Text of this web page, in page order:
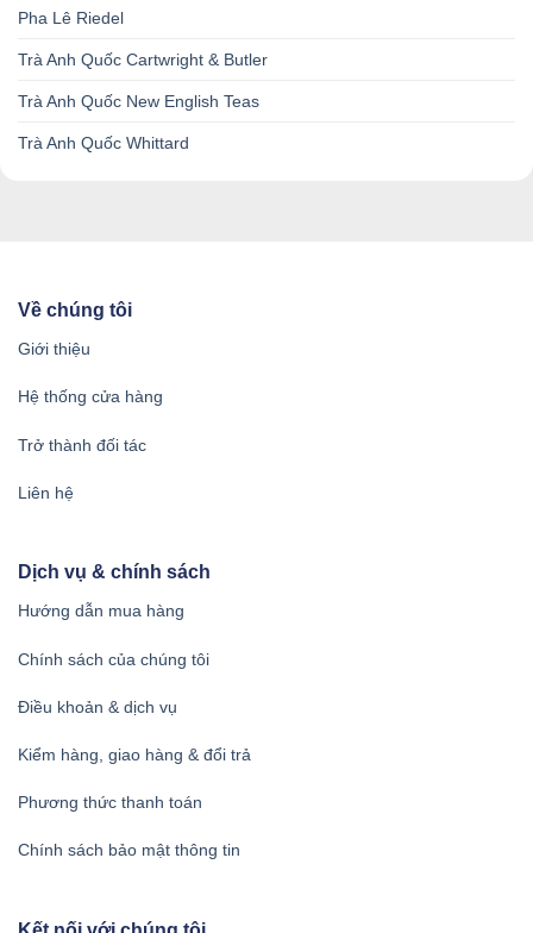
Pha Lê Riedel
Trà Anh Quốc Cartwright & Butler
Trà Anh Quốc New English Teas
Trà Anh Quốc Whittard
Về chúng tôi
Giới thiệu
Hệ thống cửa hàng
Trở thành đối tác
Liên hệ
Dịch vụ & chính sách
Hướng dẫn mua hàng
Chính sách của chúng tôi
Điều khoản & dịch vụ
Kiểm hàng, giao hàng & đổi trả
Phương thức thanh toán
Chính sách bảo mật thông tin